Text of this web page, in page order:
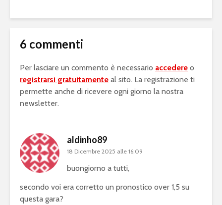
6 commenti
Per lasciare un commento è necessario accedere o
registrarsi gratuitamente al sito. La registrazione ti
permette anche di ricevere ogni giorno la nostra
newsletter.
aldinho89
18 Dicembre 2025 alle 16:09
buongiorno a tutti,
secondo voi era corretto un pronostico over 1,5 su
questa gara?